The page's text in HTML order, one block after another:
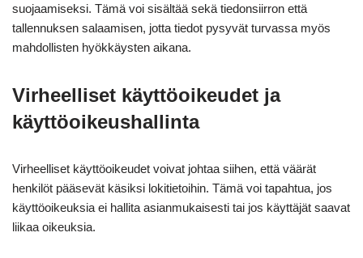
suojaamiseksi. Tämä voi sisältää sekä tiedonsiirron että
tallennuksen salaamisen, jotta tiedot pysyvät turvassa myös
mahdollisten hyökkäysten aikana.
Virheelliset käyttöoikeudet ja
käyttöoikeushallinta
Virheelliset käyttöoikeudet voivat johtaa siihen, että väärät
henkilöt pääsevät käsiksi lokitietoihin. Tämä voi tapahtua, jos
käyttöoikeuksia ei hallita asianmukaisesti tai jos käyttäjät saavat
liikaa oikeuksia.